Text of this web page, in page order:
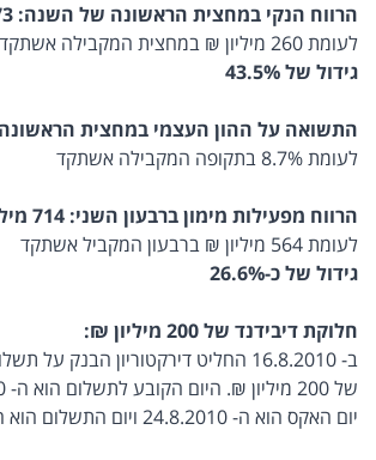
הרווח הנקי במחצית הראשונה של השנה: 373 מיליון ₪
לעומת 260 מיליון ₪ במחצית המקבילה אשתקד
גידול של 43.5%
התשואה על ההון העצמי במחצית הראשונה:
לעומת 8.7% בתקופה המקבילה אשתקד
הרווח מפעילות מימון ברבעון השני: 714 מיליון ₪
לעומת 564 מיליון ₪ ברבעון המקביל אשתקד
גידול של כ-26.6%
חלוקת דיבידנד של 200 מיליון ₪:
ב- 16.8.2010 החליט דירקטוריון הבנק על תשלום דיבידנד
של 200 מיליון ₪. היום הקובע לתשלום הוא ה- 23.8.2010,
יום האקס הוא ה- 24.8.2010 ויום התשלום הוא ה- 8.9.2010